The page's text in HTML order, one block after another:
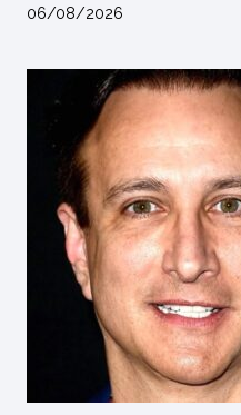
06/08/2026